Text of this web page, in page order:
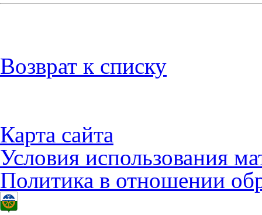
Возврат к списку
Карта сайта
Условия использования
Политика в отношении